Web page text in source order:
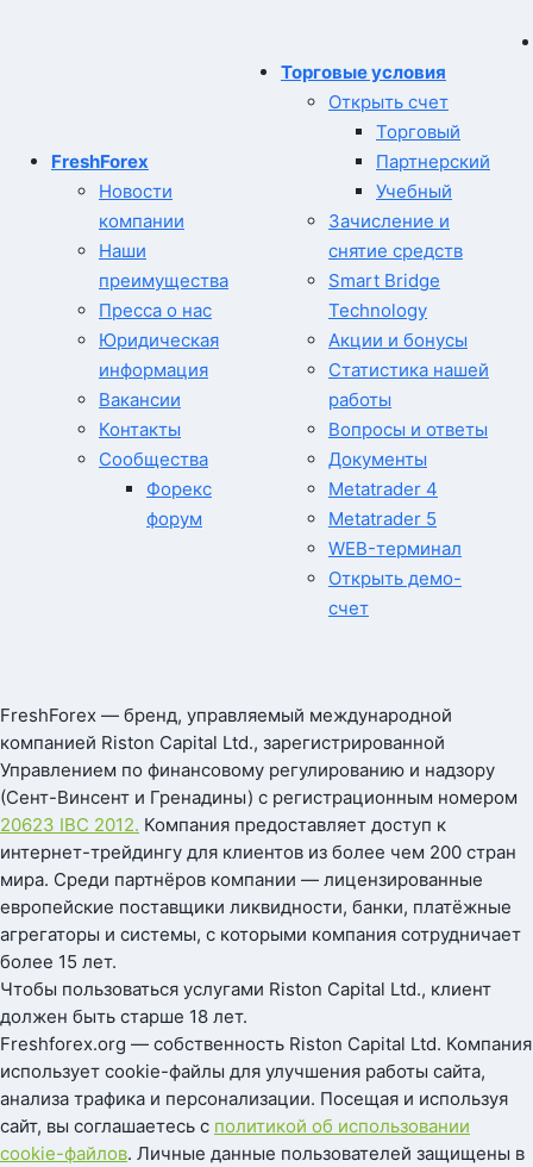
FreshForex
Новости
компании
Наши
преимущества
Пресса о нас
Юридическая
информация
Вакансии
Контакты
Сообщества
Форекс
форум
Торговые условия
Открыть счет
Торговый
Партнерский
Учебный
Зачисление и
снятие средств
Smart Bridge
Technology
Акции и бонусы
Статистика нашей
работы
Вопросы и ответы
Документы
Metatrader 4
Metatrader 5
WEB-терминал
Открыть демо-
счет
FreshForex — бренд, управляемый международной
компанией Riston Capital Ltd., зарегистрированной
Управлением по финансовому регулированию и надзору
(Сент-Винсент и Гренадины) с регистрационным номером
20623 IBC 2012. Компания предоставляет доступ к
интернет-трейдингу для клиентов из более чем 200 стран
мира. Среди партнёров компании — лицензированные
европейские поставщики ликвидности, банки, платёжные
агрегаторы и системы, с которыми компания сотрудничает
более 15 лет.
Чтобы пользоваться услугами Riston Capital Ltd., клиент
должен быть старше 18 лет.
Freshforex.org — собственность Riston Capital Ltd. Компания
использует cookie-файлы для улучшения работы сайта,
анализа трафика и персонализации. Посещая и используя
сайт, вы соглашаетесь с политикой об использовании
cookie-файлов. Личные данные пользователей защищены в